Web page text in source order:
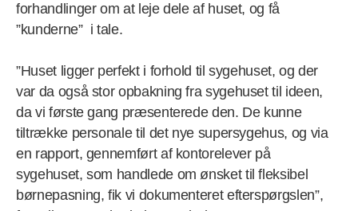
forhandlinger om at leje dele af huset, og få
”kunderne” i tale.
”Huset ligger perfekt i forhold til sygehuset, og der
var da også stor opbakning fra sygehuset til ideen,
da vi første gang præsenterede den. De kunne
tiltrække personale til det nye supersygehus, og via
en rapport, gennemført af kontorelever på
sygehuset, som handlede om ønsket til fleksibel
børnepasning, fik vi dokumenteret efterspørgslen”,